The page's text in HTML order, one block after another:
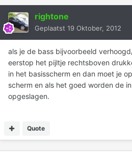
rightone
Geplaatst 19 Oktober, 2012
als je de bass bijvoorbeeld
eerstop het pijltje rechtsboven
in het basisscherm en dan moet je
scherm en als het goed worden de
opgeslagen.
Quote